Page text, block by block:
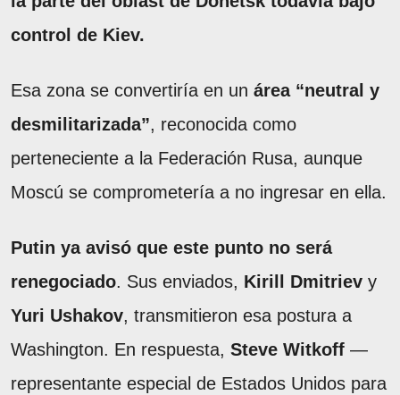
control de Kiev.
Esa zona se convertiría en un área “neutral y
desmilitarizada”, reconocida como
perteneciente a la Federación Rusa, aunque
Moscú se comprometería a no ingresar en ella.
Putin ya avisó que este punto no será
renegociado. Sus enviados, Kirill Dmitriev y
Yuri Ushakov, transmitieron esa postura a
Washington. En respuesta, Steve Witkoff —
representante especial de Estados Unidos para